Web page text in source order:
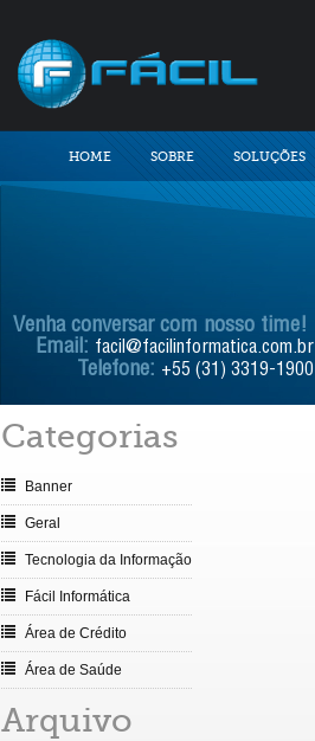
HOME SOBRE SOLUÇÕES
Venha conversar com nosso time!
Email: facil@facilinformatica.com.br
Telefone: +55 (31) 3319-1900
Categorias
Banner
Geral
Tecnologia da Informação
Fácil Informática
Área de Crédito
Área de Saúde
Arquivo